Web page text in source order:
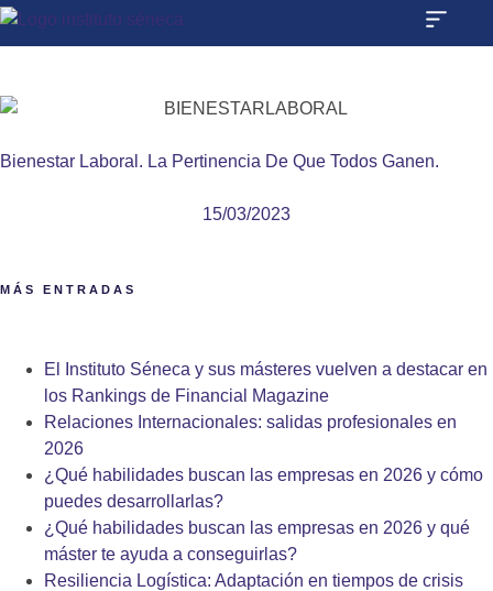
Bienestar Laboral. La Pertinencia De Que Todos Ganen.
15/03/2023
MÁS ENTRADAS
El Instituto Séneca y sus másteres vuelven a destacar en
los Rankings de Financial Magazine
Relaciones Internacionales: salidas profesionales en
2026
¿Qué habilidades buscan las empresas en 2026 y cómo
puedes desarrollarlas?
¿Qué habilidades buscan las empresas en 2026 y qué
máster te ayuda a conseguirlas?
Resiliencia Logística: Adaptación en tiempos de crisis